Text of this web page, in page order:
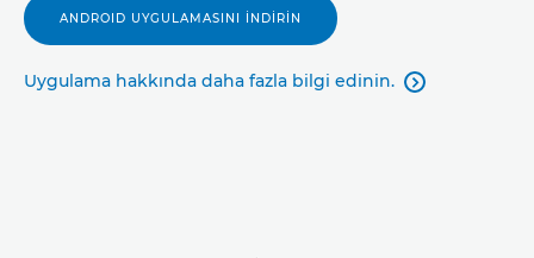
ANDROID UYGULAMASINI İNDİRİN
Uygulama hakkında daha fazla bilgi edinin. 